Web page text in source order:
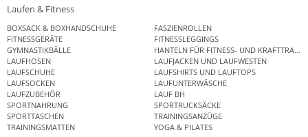
Laufen & Fitness
BOXSACK & BOXHANDSCHUHE
FASZIENROLLEN
FITNESSGERÄTE
FITNESSLEGGINGS
GYMNASTIKBÄLLE
HANTELN FÜR FITNESS- UND
LAUFHOSEN
LAUFJACKEN UND LAUFWESTEN
LAUFSCHUHE
LAUFSHIRTS UND LAUFTOPS
LAUFSOCKEN
LAUFUNTERWÄSCHE
LAUFZUBEHÖR
LAUF BH
SPORTNAHRUNG
SPORTRUCKSÄCKE
SPORTTASCHEN
TRAININGSANZÜGE
TRAININGSMATTEN
YOGA & PILATES